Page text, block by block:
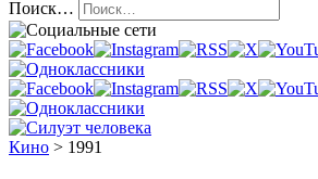
Поиск…
Кино > 1991